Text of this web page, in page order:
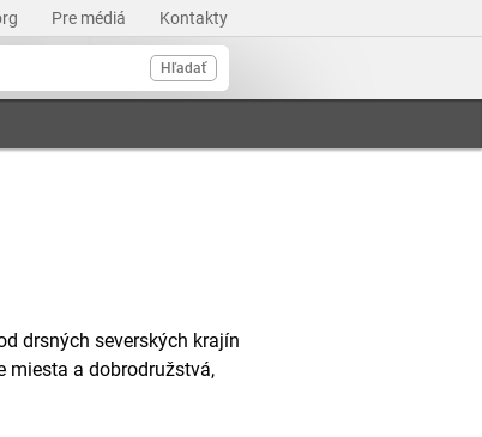
Pre médiá Kontakty
Hľadať
drsných severských krajín
miesta a dobrodružstvá,